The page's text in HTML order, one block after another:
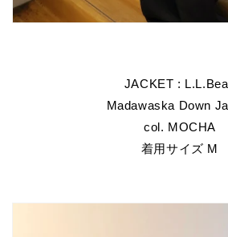
JACKET :
Madawaska Down
col. MOCHA
着用サイズ M